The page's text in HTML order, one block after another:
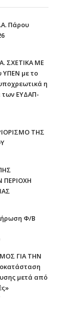
Πάρου
ΣΧΕΤΙΚΑ ΜΕ
με το
η
των ΕΥΔΑΠ-
ΤΗΣ
Φ/Β
ΓΙΑ ΤΗΝ
μετά από